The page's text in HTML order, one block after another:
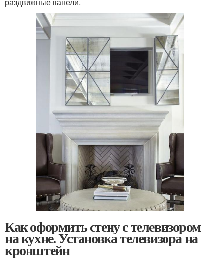
раздвижные панели.
Как оформить стену с телевизором
на кухне. Установка телевизора на
кронштейн